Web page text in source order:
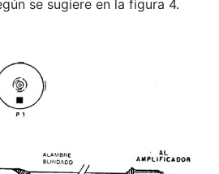
se sugiere en la figura 4.